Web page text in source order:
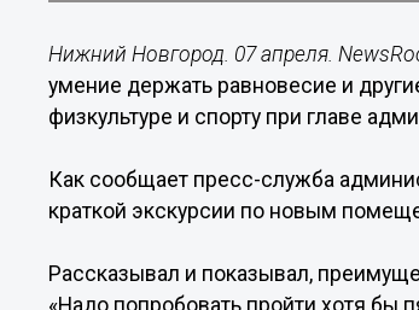
Нижний Новгород. 07 апреля.
умение держать равновесие и
физкультуре и спорту при главе
Как сообщает пресс-служба
краткой экскурсии по новым
Рассказывал и показывал,
«Надо попробовать пройти хотя бы